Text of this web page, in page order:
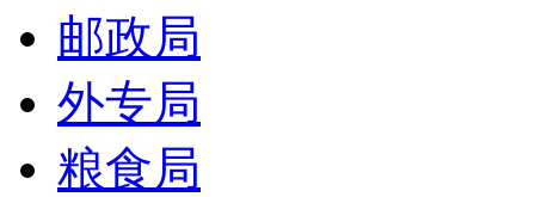
邮政局
外专局
粮食局